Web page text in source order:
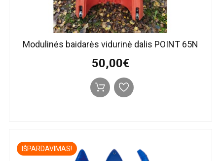
Modulinės baidarės vidurinė dalis POINT 65N
50,00€
IŠPARDAVIMAS!